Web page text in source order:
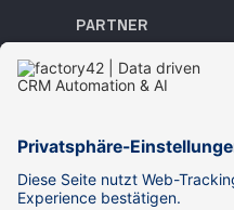
PARTNER
REFERENZEN
ACADEMY
WISSEN